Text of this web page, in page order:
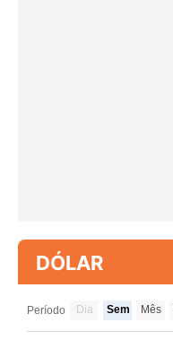
DÓLAR
Período Dia Sem Mês